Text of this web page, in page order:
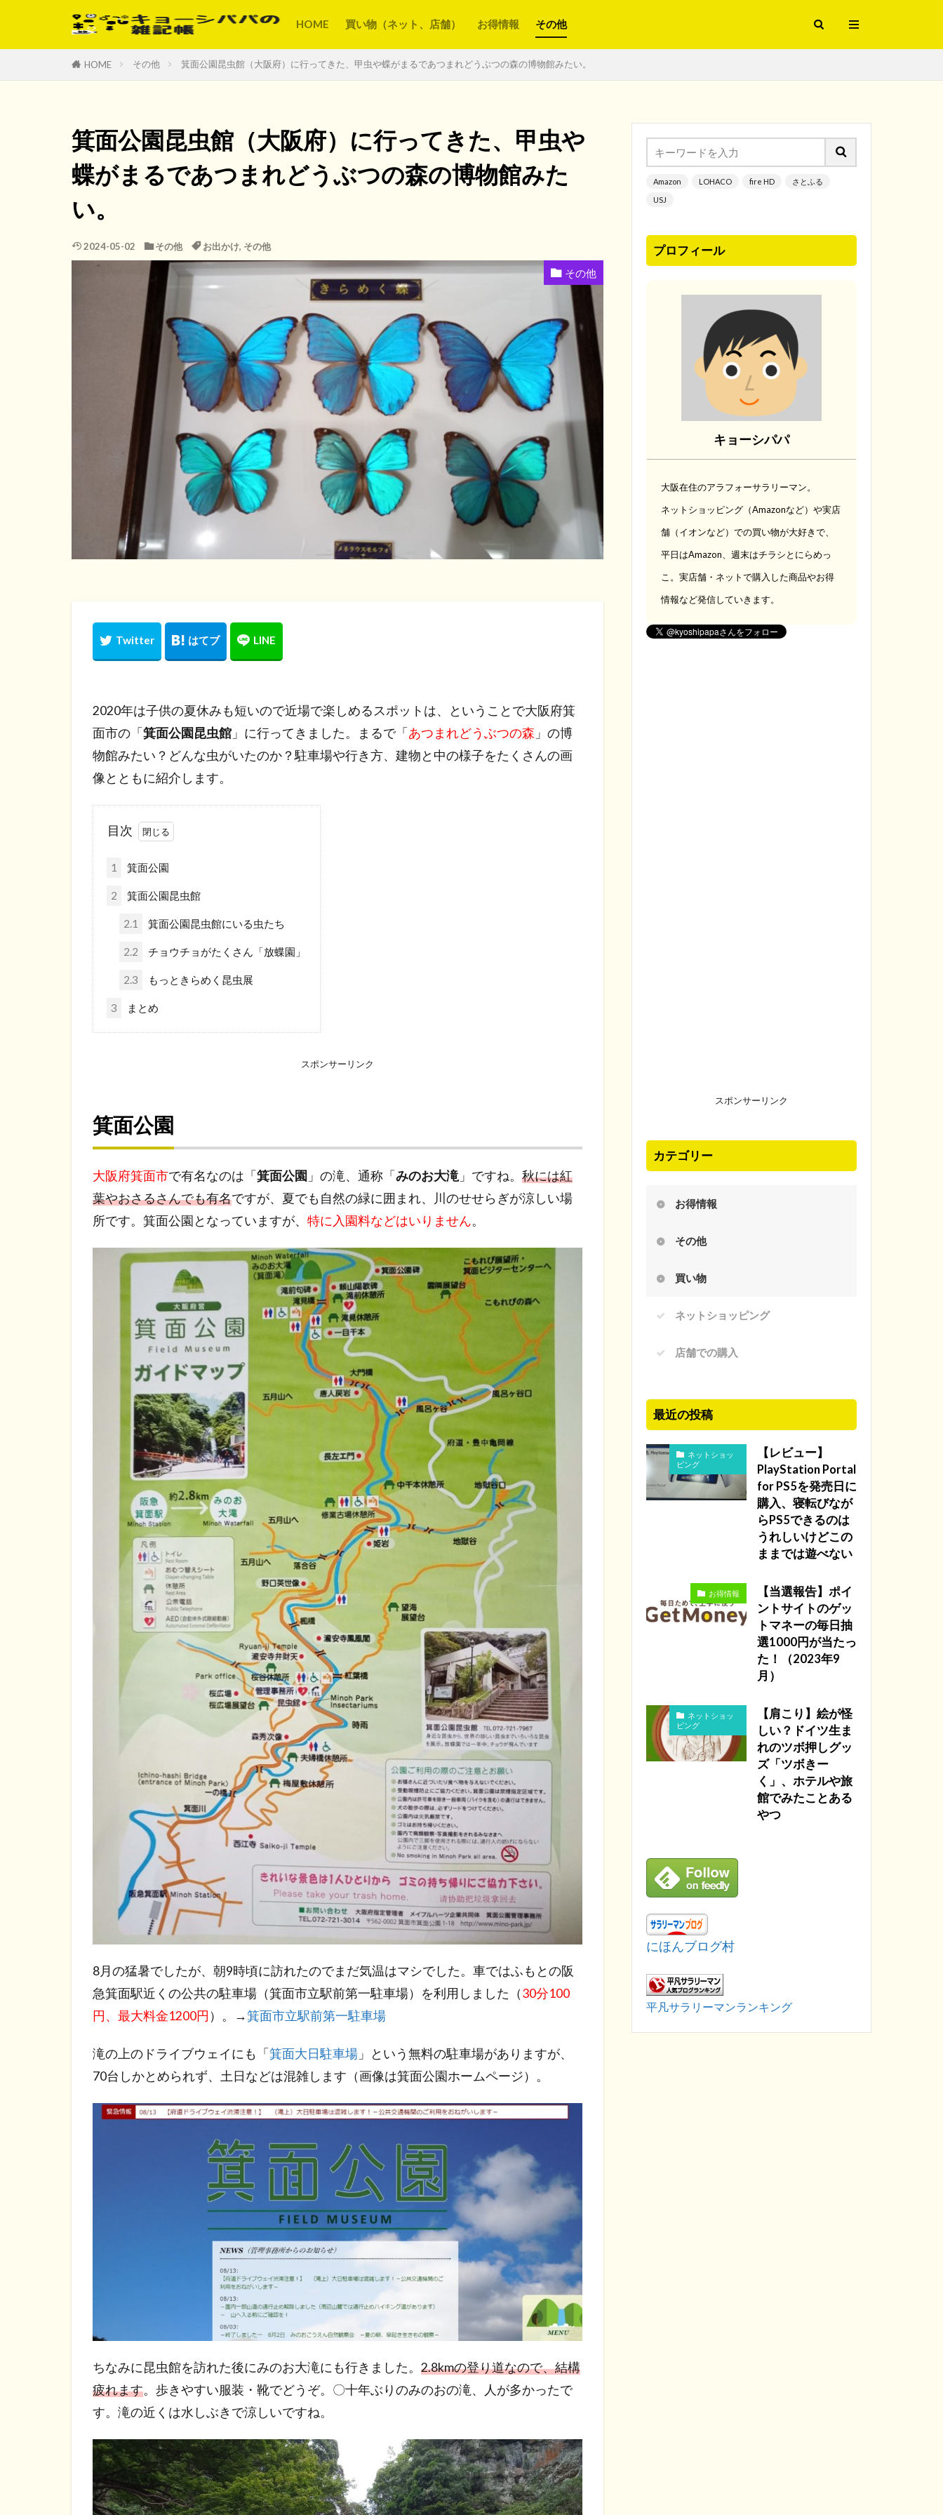
HOME 買い物（ネット、店舗） お得情報 その他
HOME その他 箕面公園昆虫館（大阪府）に行ってきた、甲虫や蝶がまるであつまれどうぶつの森の博物館みたい。
箕面公園昆虫館（大阪府）に行ってきた、甲虫や
蝶がまるであつまれどうぶつの森の博物館みた
い。
2024-05-02 その他 お出かけ, その他
その他
2020年は子供の夏休みも短いので近場で楽しめるスポットは、ということで大阪府箕
面市の「 箕面公園昆虫館 」に行ってきました。まるで「 あつまれどうぶつの森 」の博
物館みたい？どんな虫がいたのか？駐車場や行き方、建物と中の様子をたくさんの画
像とともに紹介します。
目次
1 箕面公園
2 箕面公園昆虫館
2.1 箕面公園昆虫館にいる虫たち
2.2 チョウチョがたくさん「放蝶園」
2.3 もっときらめく昆虫展
3 まとめ
スポンサーリンク
箕面公園
大阪府箕面市で有名なのは「 箕面公園 」の滝、通称「 みのお大滝」ですね。 秋には紅
葉やおさるさんでも有名ですが、夏でも自然の緑に囲まれ、川のせせらぎが涼しい場
所です。箕面公園となっていますが、 特に入園料などはいりません。
8月の猛暑でしたが、朝9時頃に訪れたのでまだ気温はマシでした。車ではふもとの阪
急箕面駅近くの公共の駐車場（箕面市立駅前第一駐車場）を利用しました（30分100
円、最大料金1200円 ）。→箕面市立駅前第一駐車場
滝の上のドライブウェイにも「 箕面大日駐車場 」という無料の駐車場がありますが、
70台しかとめられず、土日などは混雑します（画像は箕面公園ホームページ）。
ちなみに昆虫館を訪れた後にみのお大滝にも行きました。 2.8kmの登り道なので、結構
疲れます。歩きやすい服装・靴でどうぞ。〇十年ぶりのみのおの滝、人が多かったで
す。滝の近くは水しぶきで涼しいですね。
Amazon LOHACO fire HD
さとふる
USJ
プロフィール
キョーシパパ
大阪在住のアラフォーサラリーマン。
ネットショッピング（Amazonなど）や実店
舗（イオンなど）での買い物が大好きで、
平日はAmazon、週末はチラシとにらめっ
こ。実店舗・ネットで購入した商品やお得
情報など発信していきます。
スポンサーリンク
カテゴリー
お得情報
その他
買い物
ネットショッピング
店舗での購入
最近の投稿
ネットショッ
ピング
【レビュー】
PlayStation Portal
for PS5を発売日に
購入、寝転びなが
らPS5できるのは
うれしいけどこの
ままでは遊べない
お得情報
【当選報告】ポイ
ントサイトのゲッ
トマネーの毎日抽
選1000円が当たっ
た！（2023年9
月）
ネットショッ
ピング
【肩こり】絵が怪
しい？ドイツ生ま
れのツボ押しグッ
ズ「ツボきー
く」、ホテルや旅
館でみたことある
やつ
にほんブログ村
平凡サラリーマンランキング